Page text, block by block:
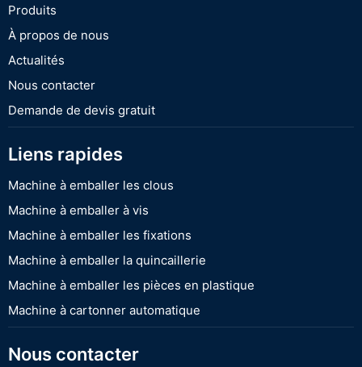
Produits
À propos de nous
Actualités
Nous contacter
Demande de devis gratuit
Liens rapides
Machine à emballer les clous
Machine à emballer à vis
Machine à emballer les fixations
Machine à emballer la quincaillerie
Machine à emballer les pièces en plastique
Machine à cartonner automatique
Nous contacter